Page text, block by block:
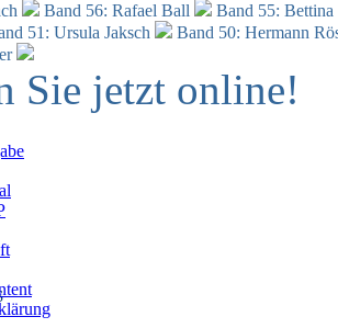
Band 56: Rafael Ball
Band 55:
51: Ursula Jaksch Band 50: Hermann
Sie jetzt online!